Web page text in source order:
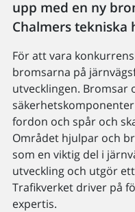
upp med en ny
Chalmers tekniska
För att vara
bromsarna på
utvecklingen. Bromsar
fordon och spår och
Området hjulpar och
som en viktig del i
utveckling och utgör
Trafikverket driver på
expertis.